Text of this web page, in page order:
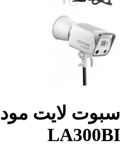
سبوت لايت
LA300BI